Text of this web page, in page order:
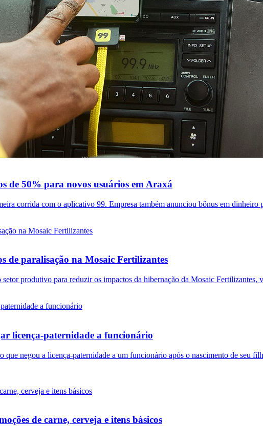
de 50% para novos usuários em Araxá
corrida com o aplicativo 99. Empresa também anunciou bônus em dinheiro
de paralisação na Mosaic Fertilizantes
produtivo para reduzir os impactos da hibernação da Mosaic Fertilizantes,
licença-paternidade a funcionário
que negou a licença-paternidade a um funcionário após o nascimento de seu
de carne, cerveja e itens básicos